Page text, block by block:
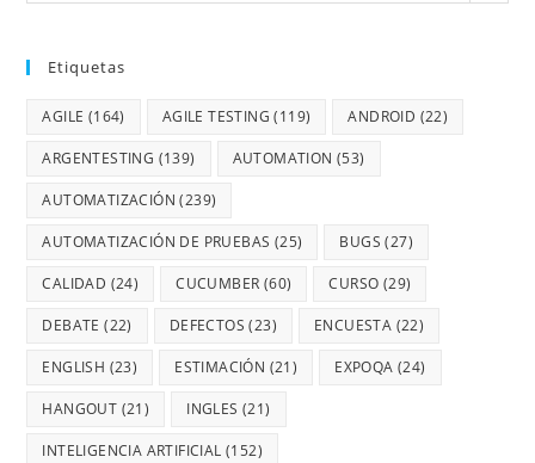
Etiquetas
AGILE (164) AGILE TESTING (119) ANDROID (22)
ARGENTESTING (139) AUTOMATION (53)
AUTOMATIZACIÓN (239)
AUTOMATIZACIÓN DE PRUEBAS (25) BUGS (27)
CALIDAD (24) CUCUMBER (60) CURSO (29)
DEBATE (22) DEFECTOS (23) ENCUESTA (22)
ENGLISH (23) ESTIMACIÓN (21) EXPOQA (24)
HANGOUT (21) INGLES (21)
INTELIGENCIA ARTIFICIAL (152)